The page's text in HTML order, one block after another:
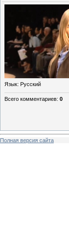
Язык: Русский
Всего комментариев: 0
Полная версия сайта